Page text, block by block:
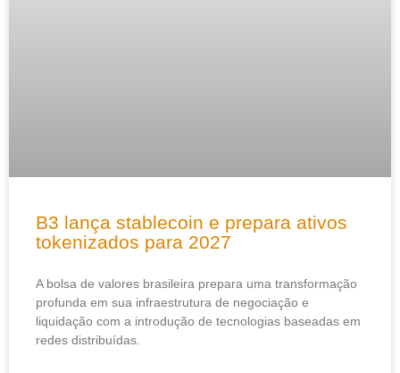
B3 lança stablecoin e prepara ativos
tokenizados para 2027
A bolsa de valores brasileira prepara uma transformação
profunda em sua infraestrutura de negociação e
liquidação com a introdução de tecnologias baseadas em
redes distribuídas.